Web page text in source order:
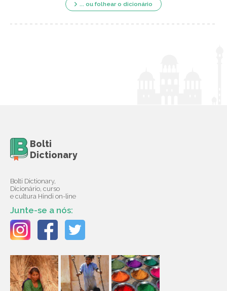
... ou folhear o dicionário
Bolti
Dictionary
Bolti Dictionary,
Dicionário, curso
e cultura Hindi on-line
Junte-se a nós: